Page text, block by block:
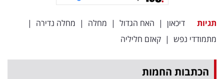
באייס
עקבו
אחרינו:
תגיות דיכאון | האח הגדול | מחלה | מחלה נדירה |
מתמודדי נפש | קאזם חליליה
הכתבות החמות